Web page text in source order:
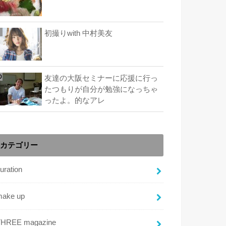
初撮りwith 中村美友
友達の大阪セミナーに応援に行っ
たつもりが自分が勉強になっちゃ
ったよ。的なアレ
カテゴリー
up
magazine